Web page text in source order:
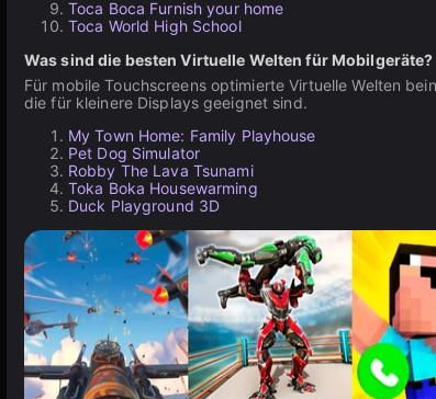
Toca Boca Furnish your home
Toca World High School
Was sind die besten Virtuelle Welten für Mobilgeräte?
Für mobile Touchscreens optimierte Virtuelle Welten
die für kleinere Displays geeignet sind.
My Town Home: Family Playhouse
Pet Dog Simulator
Robby The Lava Tsunami
Toka Boka Housewarming
Duck Playground 3D